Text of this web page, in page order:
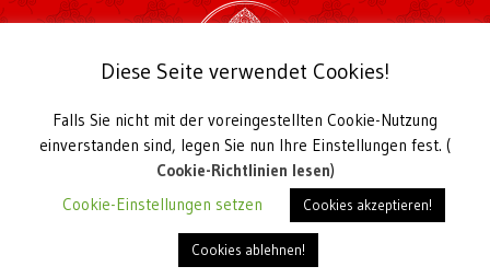
2026 Karma Kagyü Gemeinschaft Deutschland e.V.
Kirchstraße 22a D-56729 Langenfeld
office@karmakagyu.de
Vereinsregister Amtsgericht Koblenz VR 20991
Diese Seite verwendet Cookies!
Falls Sie nicht mit der voreingestellten Cookie-Nutzung
einverstanden sind, legen Sie nun Ihre Einstellungen fest. (
Cookie-Richtlinien lesen)
Cookie-Einstellungen setzen
Cookies akzeptieren!
Cookies ablehnen!